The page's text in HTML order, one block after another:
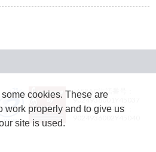
JASRAC許諾番号：
9024936001Y45037
JASRAC許諾番号：
cookies. These are
work properly and to give us
site is used.